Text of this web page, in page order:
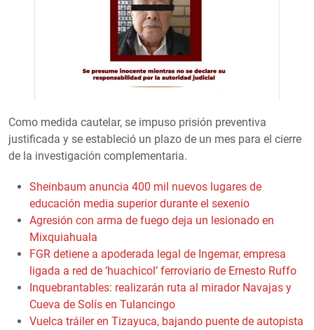
Como medida cautelar, se impuso prisión preventiva
justificada y se estableció un plazo de un mes para el cierre
de la investigación complementaria.
Sheinbaum anuncia 400 mil nuevos lugares de
educación media superior durante el sexenio
Agresión con arma de fuego deja un lesionado en
Mixquiahuala
FGR detiene a apoderada legal de Ingemar, empresa
ligada a red de ‘huachicol’ ferroviario de Ernesto Ruffo
Inquebrantables: realizarán ruta al mirador Navajas y
Cueva de Solís en Tulancingo
Vuelca tráiler en Tizayuca, bajando puente de autopista